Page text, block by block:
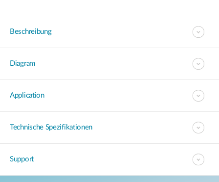
Beschreibung
Diagram
Application
Technische Spezifikationen
Support